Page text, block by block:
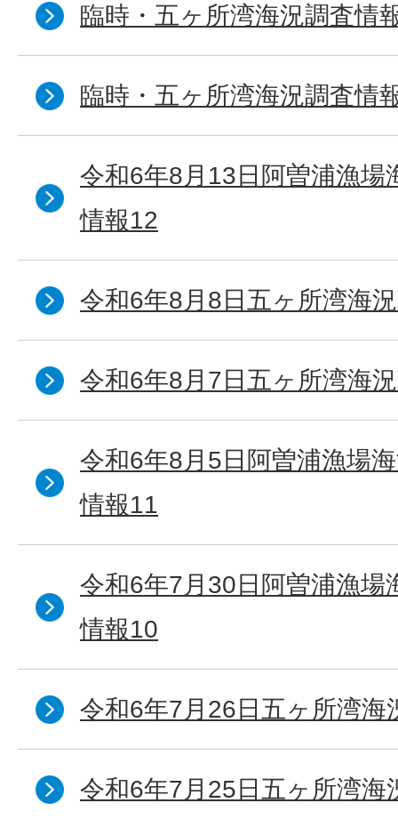
臨時・五ヶ所湾海況調査情
臨時・五ヶ所湾海況調査情
令和6年8月13日阿曽浦漁場
情報12
令和6年8月8日五ヶ所湾海
令和6年8月7日五ヶ所湾海
令和6年8月5日阿曽浦漁場
情報11
令和6年7月30日阿曽浦漁場
情報10
令和6年7月26日五ヶ所湾海
令和6年7月25日五ヶ所湾海